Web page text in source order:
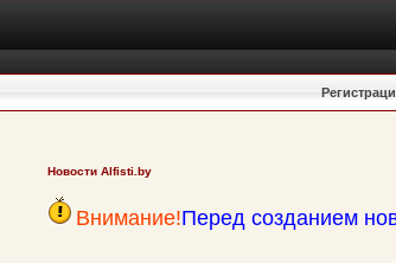
Новости Alfisti.by
Внимание!Перед созданием